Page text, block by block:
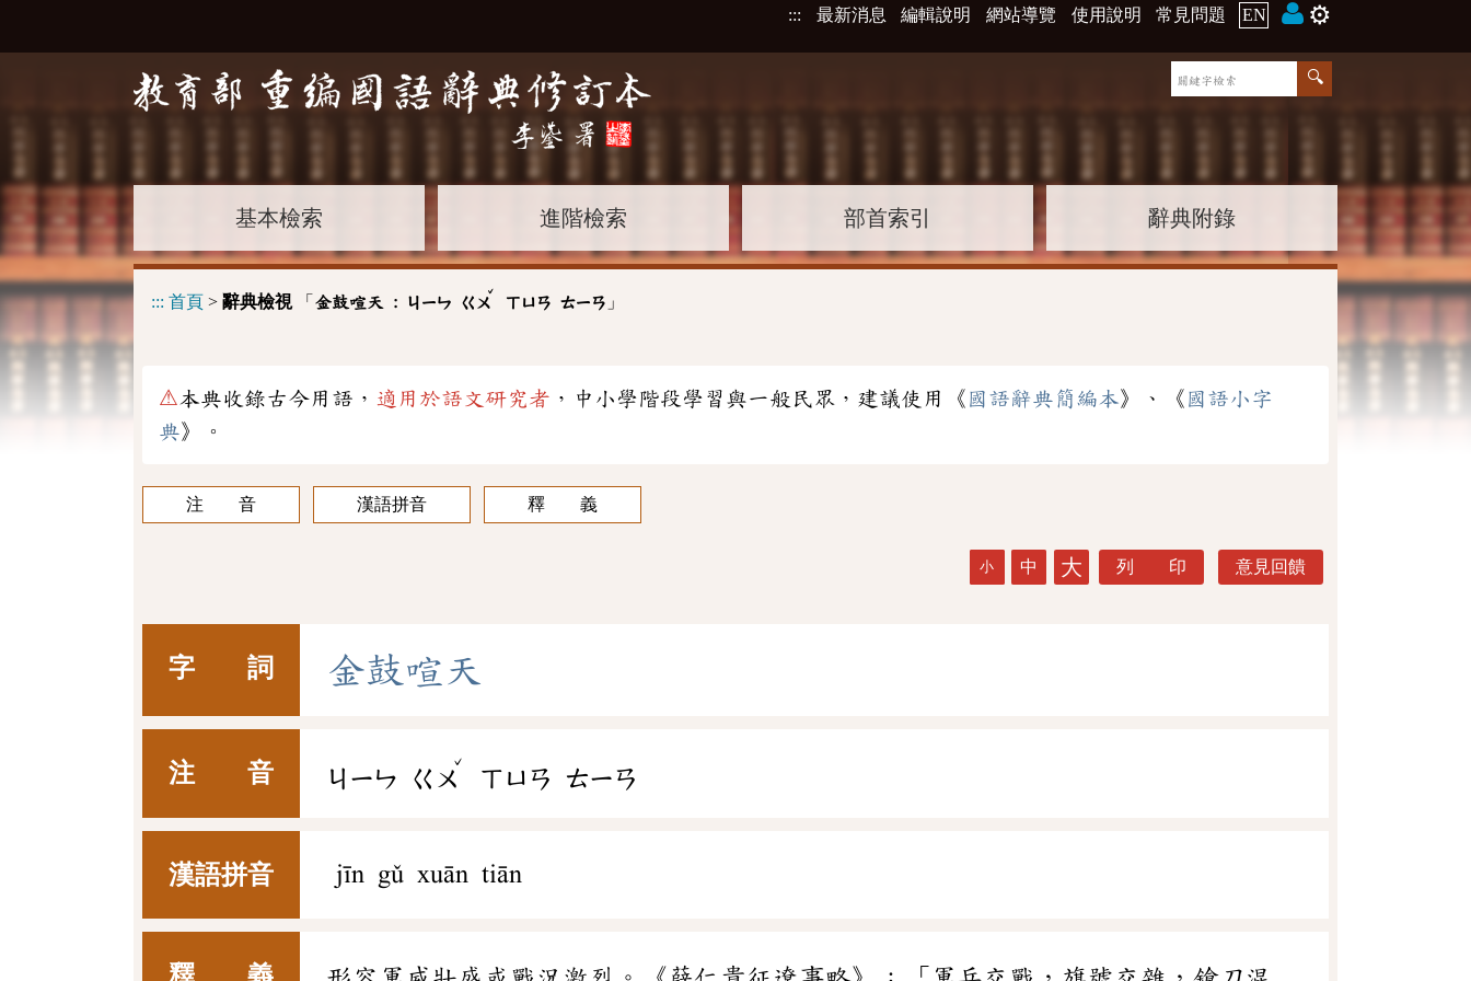
::: 最新消息 編輯說明 網站導覽 使用說明 常見問題 EN ⚙️
基本檢索 進階檢索 部首索引 辭典附錄
::: 首頁 > 辭典檢視「 金鼓喧天 : ㄐㄧㄣ ㄍㄨ
ˇ
ㄒㄩㄢ ㄊㄧㄢ 」
⚠本典收錄古今用語， 適用於語文研究者 ，中小學階段學習與一般民眾，建議使用《 國語辭典簡編本》、《 國語小字
典》。
注 音 漢語拼音 釋 義
小 中 大 列 印 意見回饋
字 詞 金鼓喧 天
注 音 ㄐㄧㄣ ㄍㄨ
ˇ
ㄒㄩㄢ ㄊㄧㄢ
漢語拼音 jīn gǔ xuān tiān